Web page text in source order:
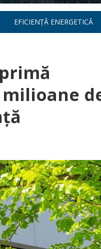
EFICIENȚĂ ENERGETICĂ